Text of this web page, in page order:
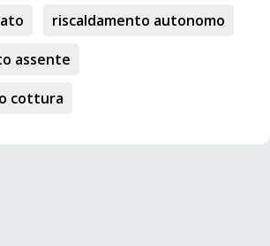
riscaldamento autonomo
assente
cottura